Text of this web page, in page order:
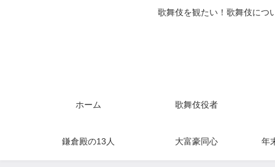
歌舞伎を観たい！歌舞伎につ
ホーム 歌舞伎役者
鎌倉殿の13人 大富豪同心 年